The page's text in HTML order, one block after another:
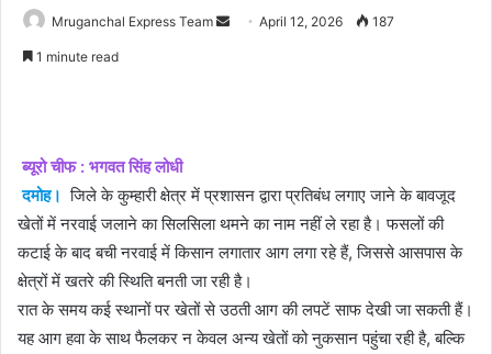
Mruganchal Express Team
Send April 12, 2026 187
1 minute read
ब्यूरो चीफ : भगवत सिंह लोधी
दमोह। जिले के कुम्हारी क्षेत्र में प्रशासन द्वारा प्रतिबंध लगाए जाने के बावजूद
खेतों में नरवाई जलाने का सिलसिला थमने का नाम नहीं ले रहा है। फसलों की
कटाई के बाद बची नरवाई में किसान लगातार आग लगा रहे हैं, जिससे आसपास के
क्षेत्रों में खतरे की स्थिति बनती जा रही है।
रात के समय कई स्थानों पर खेतों से उठती आग की लपटें साफ देखी जा सकती हैं।
यह आग हवा के साथ फैलकर न केवल अन्य खेतों को नुकसान पहुंचा रही है, बल्कि